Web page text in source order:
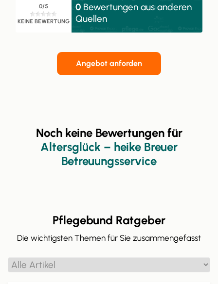
Noch keine Bewertungen für
Altersglück – heike Breuer
Betreuungsservice
Pflegebund Ratgeber
Die wichtigsten Themen für Sie zusammengefasst
0/5
KEINE BEWERTUNG
0 Bewertungen aus anderen
Quellen
Angebot anforden